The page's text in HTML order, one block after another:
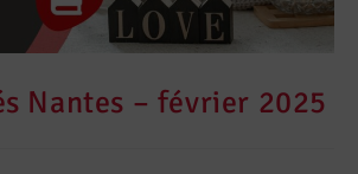
Nantes – février 2025